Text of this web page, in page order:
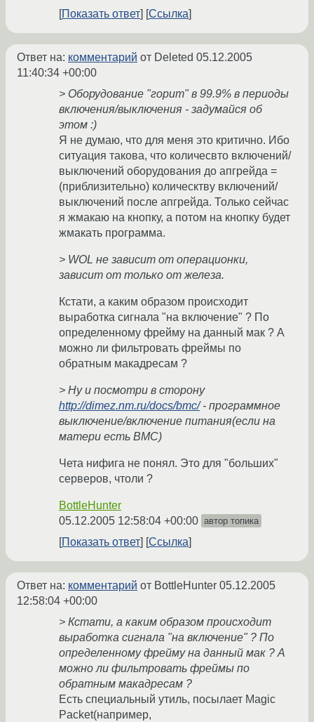
Показать ответ
Ссылка
Ответ на: комментарий от Deleted 05.12.2005
11:40:34 +00:00
> Оборудование "горит" в 99.9% в периоды
включения/выключения - задумайся об
этом :)
Я не думаю, что для меня это критично. Ибо
ситуация такова, что количесвто включений/
выключений оборудования до апгрейда =
(приблизительно) колическтву включений/
выключений после апгрейда. Только сейчас
я жмакаю на кнопку, а потом на кнопку будет
жмакать программа.
> WOL не зависит от операционки,
зависит от только от железа.
Кстати, а каким образом происходит
выработка сигнала "на включение" ? По
определенному фрейму на данный мак ? А
можно ли фильтровать фреймы по
обратным макадресам ?
> Ну и посмотри в сторону
http://dimez.nm.ru/docs/bmc/- программное
выключение/включение питания(если на
матери есть BMC)
Чета нифига не понял. Это для "больших"
серверов, чтоли ?
BottleHunter
05.12.2005 12:58:04 +00:00 автор топика
Показать ответ Ссылка
Ответ на: комментарий от BottleHunter 05.12.2005
12:58:04 +00:00
> Кстати, а каким образом происходит
выработка сигнала "на включение" ? По
определенному фрейму на данный мак ? А
можно ли фильтровать фреймы по
обратным макадресам ?
Есть специальный утиль, посылает Magic
Packet(например,